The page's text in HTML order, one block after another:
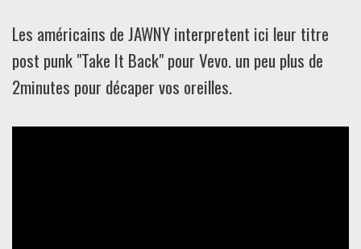
Les américains de JAWNY interpretent ici leur titre
post punk "Take It Back" pour Vevo. un peu plus de
2minutes pour décaper vos oreilles.